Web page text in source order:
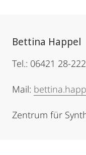
Bettina Happel
Tel.: 06421 28-
Mail:
Zentrum für